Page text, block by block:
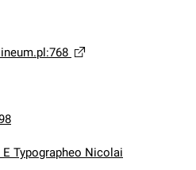
Typographeo Nicolai